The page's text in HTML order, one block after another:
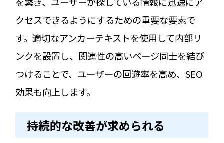
クセスできるようにするための重要な要素で
す。適切なアンカーテキストを使用して内部リ
ンクを設置し、関連性の高いページ同士を結び
つけることで、ユーザーの回遊率を高め、SEO
効果も向上します。
持続的な改善が求められる